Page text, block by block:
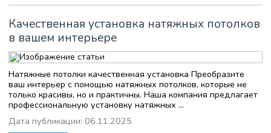
Качественная установка натяжных потолков
в вашем интерьере
Натяжные потолки качественная установка Преобразите
ваш интерьер с помощью натяжных потолков, которые не
только красивы, но и практичны. Наша компания предлагает
профессиональную установку натяжных ...
Дата публикации: 06.11.2025